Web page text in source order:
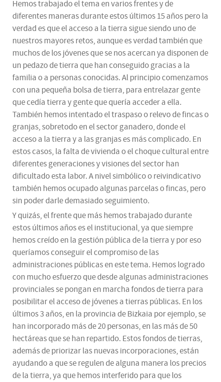
Hemos trabajado el tema en varios frentes y de
diferentes maneras durante estos últimos 15 años pero la
verdad es que el acceso a la tierra sigue siendo uno de
nuestros mayores retos, aunque es verdad también que
muchos de los jóvenes que se nos acercan ya disponen de
un pedazo de tierra que han conseguido gracias a la
familia o a personas conocidas. Al principio comenzamos
con una pequeña bolsa de tierra, para entrelazar gente
que cedía tierra y gente que quería acceder a ella.
También hemos intentado el traspaso o relevo de fincas o
granjas, sobretodo en el sector ganadero, donde el
acceso a la tierra y a las granjas es más complicado. En
estos casos, la falta de vivienda o el choque cultural entre
diferentes generaciones y visiones del sector han
dificultado esta labor. A nivel simbólico o reivindicativo
también hemos ocupado algunas parcelas o fincas, pero
sin poder darle demasiado seguimiento.
Y quizás, el frente que más hemos trabajado durante
estos últimos años es el institucional, ya que siempre
hemos creído en la gestión pública de la tierra y por eso
queríamos conseguir el compromiso de las
administraciones públicas en este tema. Hemos logrado
con mucho esfuerzo que desde algunas administraciones
provinciales se pongan en marcha fondos de tierra para
posibilitar el acceso de jóvenes a tierras públicas. En los
últimos 3 años, en la provincia de Bizkaia por ejemplo, se
han incorporado más de 20 personas, en las más de 50
hectáreas que se han repartido. Estos fondos de tierras,
además de priorizar las nuevas incorporaciones, están
ayudando a que se regulen de alguna manera los precios
de la tierra, ya que hemos interferido para que los